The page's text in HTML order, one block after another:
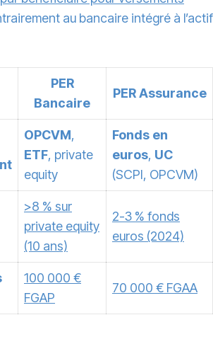
au bancaire intégré à l’actif
PER
Bancaire
PER Assurance
OPCVM,
ETF, private
equity
Fonds en
euros, UC
(SCPI, OPCVM)
>8 % sur
private equity
(10 ans)
2-3 % fonds
euros (2024)
100 000 €
FGAP
70 000 € FGAA